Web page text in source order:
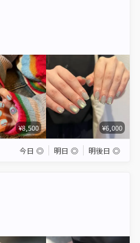
¥8,500 ¥6,000
今日 ◎ 明日 ◎ 明後日 ◎